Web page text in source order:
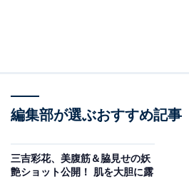
編集部が選ぶおすすめ記事
三吉彩花、美腹筋＆脇見せの妖
艶ショット公開！ 肌を大胆に露